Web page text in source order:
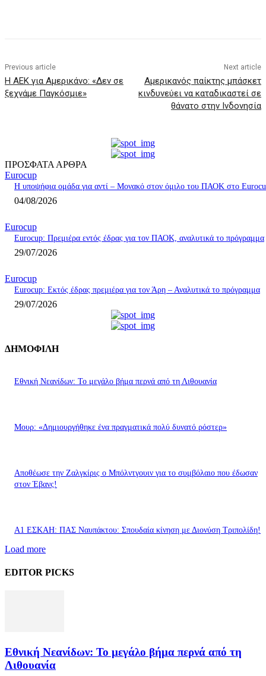
Previous article
Η ΑΕΚ για Αμερικάνο: «Δεν σε
ξεχνάμε Παγκόσμιε»
Next article
Αμερικανός παίκτης μπάσκετ
κινδυνεύει να καταδικαστεί σε
θάνατο στην Ινδονησία
ΠΡΟΣΦΑΤΑ ΑΡΘΡΑ
Eurocup
Η υποψήφια ομάδα για αντί – Μονακό στον όμιλο του ΠΑΟΚ στο
04/08/2026
Eurocup
Eurocup: Πρεμιέρα εντός έδρας για τον ΠΑΟΚ, αναλυτικά το πρόγραμμα
29/07/2026
Eurocup
Eurocup: Εκτός έδρας πρεμιέρα για τον Άρη – Αναλυτικά το πρόγραμμα
29/07/2026
ΔΗΜΟΦΙΛΗ
Εθνική Νεανίδων: Το μεγάλο βήμα περνά από τη Λιθουανία
Μουρ: «Δημιουργήθηκε ένα πραγματικά πολύ δυνατό ρόστερ»
Aποθέωσε την Ζαλγκίρις ο Μπόλντγουιν για το συμβόλαιο που έδωσαν
στον Έβανς!
Α1 ΕΣΚΑΗ: ΠΑΣ Ναυπάκτου: Σπουδαία κίνηση με Διονύση Τριπολίδη!
Load more
EDITOR PICKS
Εθνική Νεανίδων: Το μεγάλο βήμα περνά από τη
Λιθουανία